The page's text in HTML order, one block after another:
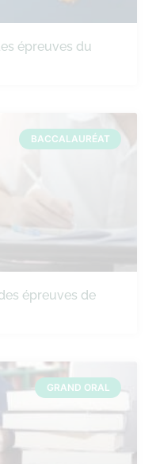
épreuves du
BACCALAURÉAT
épreuves de
GRAND ORAL